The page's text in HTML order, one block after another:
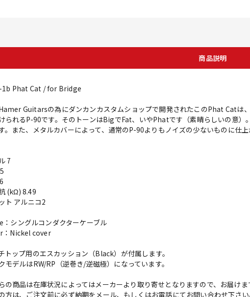
商品説明
1b Phat Cat / for Bridge
Guitarsの為にダンカンカスタムショップで開発されたこのPhat Catは
られるP-90です。そのトーンはBigでFat、いやPhatです（素晴らしいの意
。また、メタルカバーによって、通常のP-90よりもノイズの少ないものに仕上
7
(kΩ) 8.49
ト アルニコ2
シングルコンダクターケーブル
Nickel cover
トップ用のエスカッション（Black）が付属します。
モデルはRW/RP（逆巻き/逆磁極）になっています。
の商品は在庫状況によってはメーカーより取り寄せとなりますので、お届け
方は、ご注文前に必ず納期をメール、もしくはお電話にてお問い合わせ下さ